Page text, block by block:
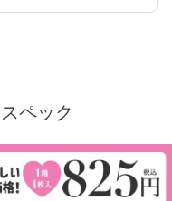
スペック